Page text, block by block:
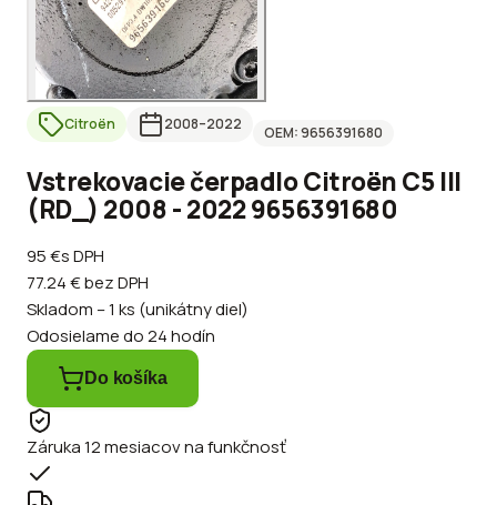
Citroën 2008–2022 OEM:9656391680
Vstrekovacie čerpadlo Citroën C5 III
(RD_) 2008 - 2022 9656391680
95 €s DPH
77.24 €bez DPH
Skladom – 1 ks (unikátny diel)
Odosielame do 24 hodín
Do košíka
Záruka 12 mesiacov na funkčnosť